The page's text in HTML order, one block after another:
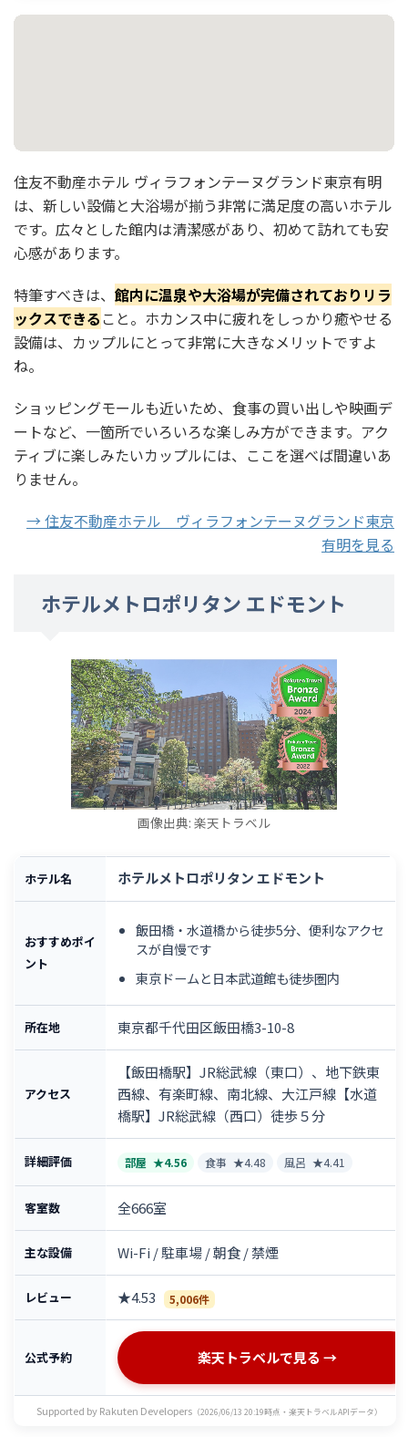
住友不動産ホテル ヴィラフォンテーヌグランド東京有明
は、新しい設備と大浴場が揃う非常に満足度の高いホテル
です。広々とした館内は清潔感があり、初めて訪れても安
心感があります。
特筆すべきは、 館内に温泉や大浴場が完備されておりリラ
ックスできる こと。ホカンス中に疲れをしっかり癒やせる
設備は、カップルにとって非常に大きなメリットですよ
ね。
ショッピングモールも近いため、食事の買い出しや映画デ
ートなど、一箇所でいろいろな楽しみ方ができます。アク
ティブに楽しみたいカップルには、ここを選べば間違いあ
りません。
→ 住友不動産ホテル ヴィラフォンテーヌグランド東京
有明を見る
ホテルメトロポリタン エドモント
画像出典: 楽天トラベル
ホテル名 ホテルメトロポリタン エドモント
おすすめポイ
ント
飯田橋・水道橋から徒歩5分、便利なアクセ
スが自慢です
東京ドームと日本武道館も徒歩圏内
所在地 東京都千代田区飯田橋3-10-8
アクセス
【飯田橋駅】JR総武線（東口）、地下鉄東
西線、有楽町線、南北線、大江戸線【水道
橋駅】JR総武線（西口）徒歩５分
詳細評価 部屋 ★4.56 食事 ★4.48 風呂 ★4.41
客室数 全666室
主な設備 Wi-Fi / 駐車場 / 朝食 / 禁煙
レビュー ★4.53 5,006件
公式予約 楽天トラベルで見る →
Supported by Rakuten Developers （2026/06/13 20:19時点・楽天トラベルAPIデータ）